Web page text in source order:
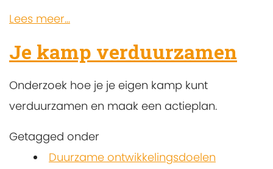
Lees meer...
Je kamp verduurzamen
Onderzoek hoe je je eigen kamp kunt
verduurzamen en maak een actieplan.
Getagged onder
Duurzame ontwikkelingsdoelen